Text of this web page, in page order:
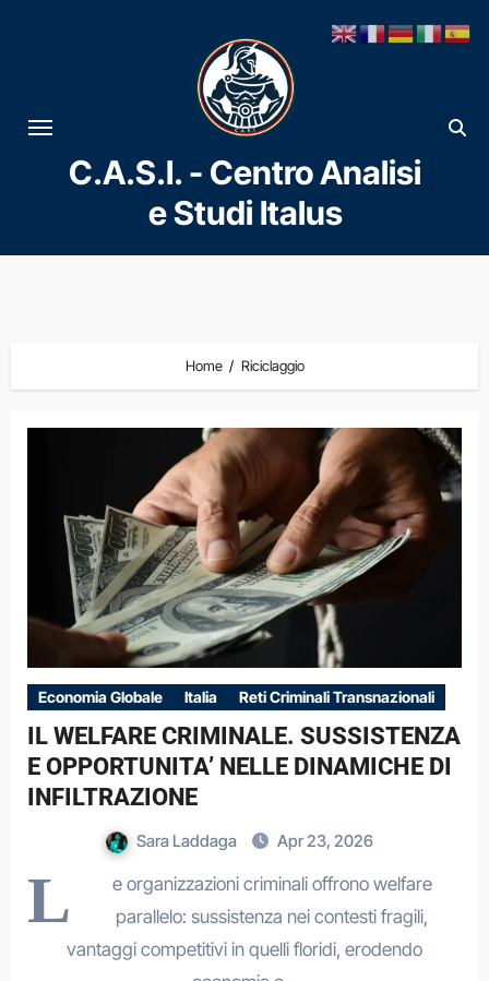
al
contenuto
C.A.S.I. - Centro Analisi
e Studi Italus
Home Riciclaggio
Economia Globale Italia Reti Criminali Transnazionali
IL WELFARE CRIMINALE. SUSSISTENZA
E OPPORTUNITA’ NELLE DINAMICHE DI
INFILTRAZIONE
Sara Laddaga Apr 23, 2026
L
e organizzazioni criminali offrono welfare
parallelo: sussistenza nei contesti fragili,
vantaggi competitivi in quelli floridi, erodendo